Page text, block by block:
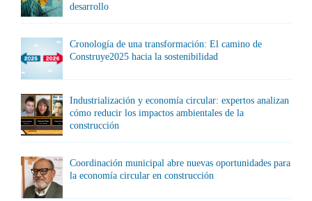
desarrollo
Cronología de una transformación: El camino de
Construye2025 hacia la sostenibilidad
Industrialización y economía circular: expertos analizan
cómo reducir los impactos ambientales de la
construcción
Coordinación municipal abre nuevas oportunidades para
la economía circular en construcción